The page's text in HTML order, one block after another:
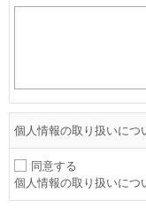
個人情報の取り扱いにつ
同意する
個人情報の取り扱いにつ